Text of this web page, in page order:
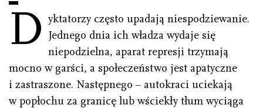
D yktatorzy często upadają niespodziewanie.
Jednego dnia ich władza wydaje się
niepodzielna, aparat represji trzymają
mocno w garści, a społeczeństwo jest apatyczne
i zastraszone. Następnego – autokraci uciekają
w popłochu za granicę lub wściekły tłum wyciąga